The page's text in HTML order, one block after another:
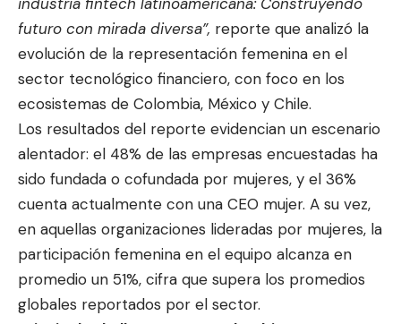
futuro con mirada diversa”, reporte que analizó la
evolución de la representación femenina en el
sector tecnológico financiero, con foco en los
ecosistemas de Colombia, México y Chile.
Los resultados del reporte evidencian un escenario
alentador: el 48% de las empresas encuestadas ha
sido fundada o cofundada por mujeres, y el 36%
cuenta actualmente con una CEO mujer. A su vez,
en aquellas organizaciones lideradas por mujeres, la
participación femenina en el equipo alcanza en
promedio un 51%, cifra que supera los promedios
globales reportados por el sector.